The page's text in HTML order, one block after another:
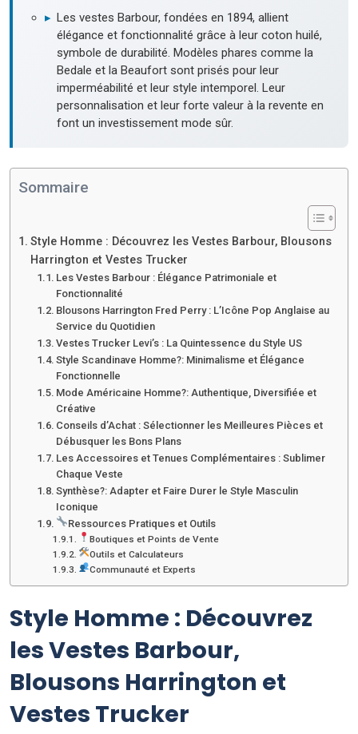
▸ Les vestes Barbour, fondées en 1894, allient
élégance et fonctionnalité grâce à leur coton huilé,
symbole de durabilité. Modèles phares comme la
Bedale et la Beaufort sont prisés pour leur
imperméabilité et leur style intemporel. Leur
personnalisation et leur forte valeur à la revente en
font un investissement mode sûr.
Sommaire
Style Homme : Découvrez les Vestes Barbour, Blousons
Harrington et Vestes Trucker
Les Vestes Barbour : Élégance Patrimoniale et
Fonctionnalité
Blousons Harrington Fred Perry : L’Icône Pop Anglaise au
Service du Quotidien
Vestes Trucker Levi’s : La Quintessence du Style US
Style Scandinave Homme?: Minimalisme et Élégance
Fonctionnelle
Mode Américaine Homme?: Authentique, Diversifiée et
Créative
Conseils d’Achat : Sélectionner les Meilleures Pièces et
Débusquer les Bons Plans
Les Accessoires et Tenues Complémentaires : Sublimer
Chaque Veste
Synthèse?: Adapter et Faire Durer le Style Masculin
Iconique
Ressources Pratiques et Outils
Boutiques et Points de Vente
Outils et Calculateurs
Communauté et Experts
Style Homme : Découvrez
les Vestes Barbour,
Blousons Harrington et
Vestes Trucker